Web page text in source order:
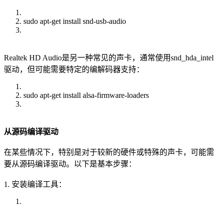
sudo apt-get install snd-usb-audio
Realtek HD Audio是另一种常见的声卡，通常使用snd_hda_intel
驱动，但可能需要特定的编解码器支持：
sudo apt-get install alsa-firmware-loaders
从源码编译驱动
在某些情况下，特别是对于较新的硬件或特殊的声卡，可能需
要从源码编译驱动。以下是基本步骤：
1. 安装编译工具：